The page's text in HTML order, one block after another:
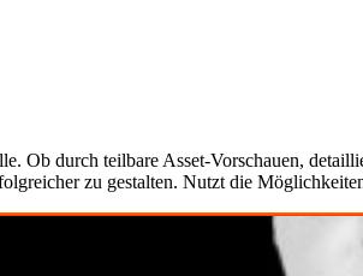
Ob durch teilbare Asset-Vorschauen,
zu gestalten. Nutzt die